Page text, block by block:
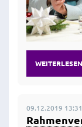
09.12.2019